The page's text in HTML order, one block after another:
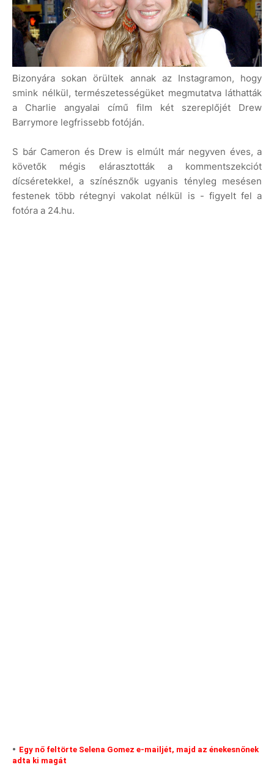
Bizonyára sokan örültek annak az Instagramon, hogy
smink nélkül, természetességüket megmutatva láthatták
a Charlie angyalai című film két szereplőjét Drew
Barrymore legfrissebb fotóján.
S bár Cameron és Drew is elmúlt már negyven éves, a
követők mégis elárasztották a kommentszekciót
dícséretekkel, a színésznők ugyanis tényleg mesésen
festenek több rétegnyi vakolat nélkül is - figyelt fel a
fotóra a 24.hu.
Egy nő feltörte Selena Gomez e-mailjét, majd az énekesnőnek
adta ki magát